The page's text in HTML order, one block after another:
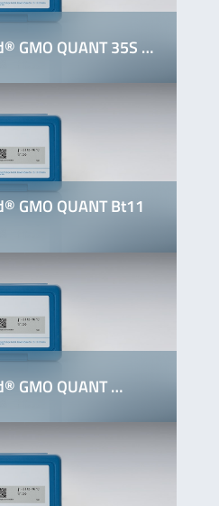
GMO QUANT 35S …
GMO QUANT Bt11
GMO QUANT …